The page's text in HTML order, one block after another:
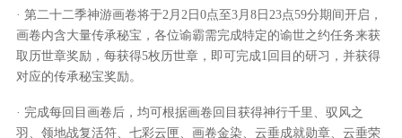
· 第二十二季神游画卷将于2月2日0点至3月8日23点59分期间开启，
画卷内含大量传承秘宝，各位谕霸需完成特定的谕世之约任务来获
取历世章奖励，每获得5枚历世章，即可完成1回目的研习，并获得
对应的传承秘宝奖励。
· 完成每回目画卷后，均可根据画卷回目获得神行千里、驭风之
羽、领地战复活符、七彩云匣、画卷金染、云垂成就勋章、云垂荣